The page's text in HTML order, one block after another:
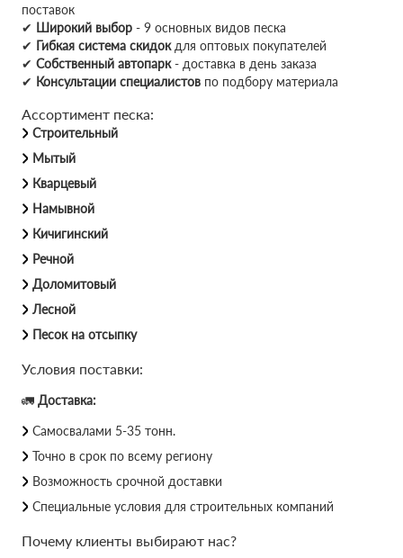
поставок
✔ Широкий выбор - 9 основных видов песка
✔ Гибкая система скидокдля оптовых покупателей
✔ Собственный автопарк- доставка в день заказа
✔ Консультации специалистов по подбору материала
Ассортимент песка:
Строительный
Мытый
Кварцевый
Намывной
Кичигинский
Речной
Доломитовый
Лесной
Песок на отсыпку
Условия поставки:
🚛 Доставка:
Самосвалами 5-35 тонн.
Точно в срок по всему региону
Возможность срочной доставки
Специальные условия для строительных компаний
Почему клиенты выбирают нас?